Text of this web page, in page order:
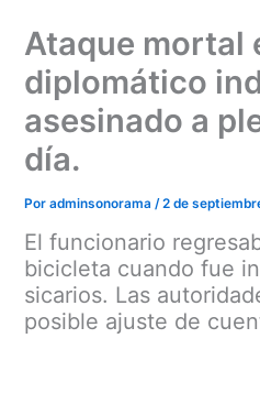
contenido
Ataque mortal
diplomático
asesinado a
día.
Poradminsonorama/2 de
El funcionario
bicicleta cuando fue
sicarios. Las
posible ajuste de